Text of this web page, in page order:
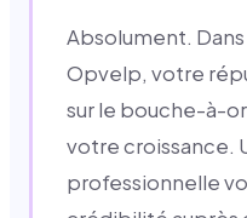
Absolument.
Opvelp, votre
sur le bouche-à-
votre croissance.
professionnelle